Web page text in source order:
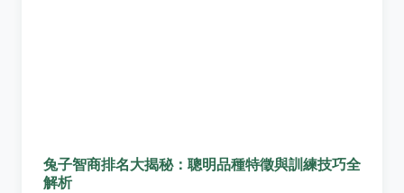
兔子智商排名大揭秘：聰明品種特徵與訓練技巧全
解析